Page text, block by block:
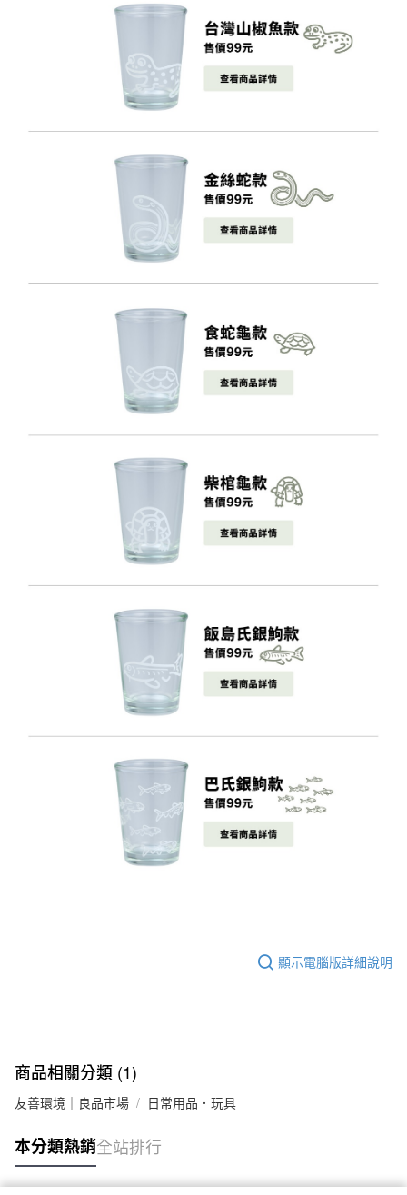
顯示電腦版詳細說明
商品相關分類 (1)
友善環境｜良品市場 日常用品．玩具
本分類熱銷全站排行